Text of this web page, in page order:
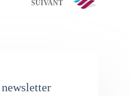
SUIVANT